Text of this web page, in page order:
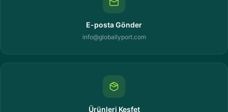
E-posta Gönder
info@globallyport.com
Ürünleri Keşfet